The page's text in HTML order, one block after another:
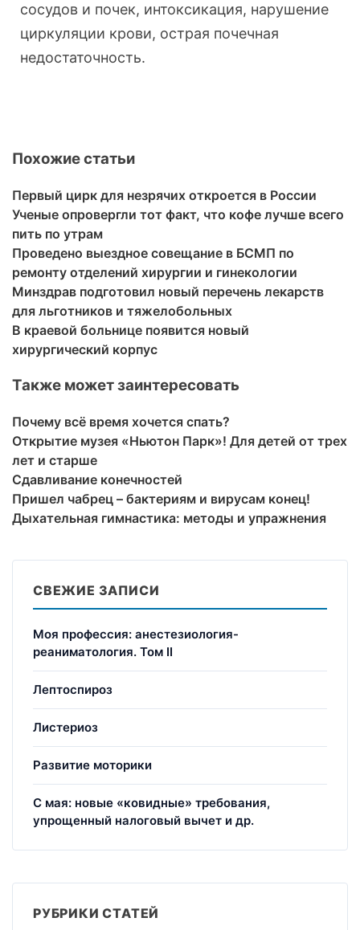
сосудов и почек, интоксикация, нарушение
циркуляции крови, острая почечная
недостаточность.
Похожие статьи
Первый цирк для незрячих откроется в России
Ученые опровергли тот факт, что кофе лучше всего
пить по утрам
Проведено выездное совещание в БСМП по
ремонту отделений хирургии и гинекологии
Минздрав подготовил новый перечень лекарств
для льготников и тяжелобольных
В краевой больнице появится новый
хирургический корпус
Также может заинтересовать
Почему всё время хочется спать?
Открытие музея «Ньютон Парк»! Для детей от трех
лет и старше
Сдавливание конечностей
Пришел чабрец – бактериям и вирусам конец!
Дыхательная гимнастика: методы и упражнения
СВЕЖИЕ ЗАПИСИ
Моя профессия: анестезиология-
реаниматология. Том II
Лептоспироз
Листериоз
Развитие моторики
С мая: новые «ковидные» требования,
упрощенный налоговый вычет и др.
РУБРИКИ СТАТЕЙ